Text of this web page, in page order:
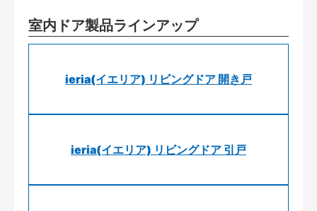
室内ドア製品ラインアップ
ieria(イエリア) リビングドア 開き戸
ieria(イエリア) リビングドア 引戸